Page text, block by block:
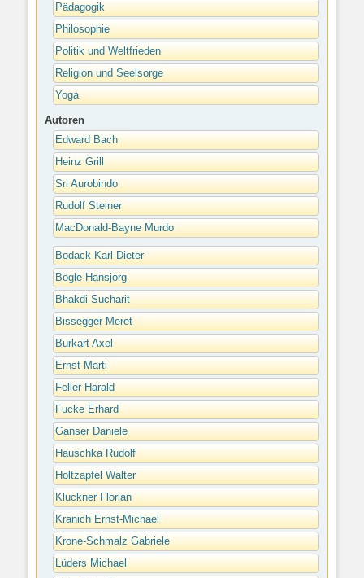
Pädagogik
Philosophie
Politik und Weltfrieden
Religion und Seelsorge
Yoga
Autoren
Edward Bach
Heinz Grill
Sri Aurobindo
Rudolf Steiner
MacDonald-Bayne Murdo
Bodack Karl-Dieter
Bögle Hansjörg
Bhakdi Sucharit
Bissegger Meret
Burkart Axel
Ernst Marti
Feller Harald
Fucke Erhard
Ganser Daniele
Hauschka Rudolf
Holtzapfel Walter
Kluckner Florian
Kranich Ernst-Michael
Krone-Schmalz Gabriele
Lüders Michael